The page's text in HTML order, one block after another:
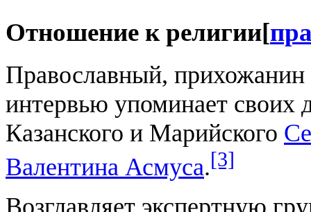
Отношение к религии[
Православный, прихожанин
интервью упоминает своих
Казанского и Марийского
Валентина Асмуса.[3]